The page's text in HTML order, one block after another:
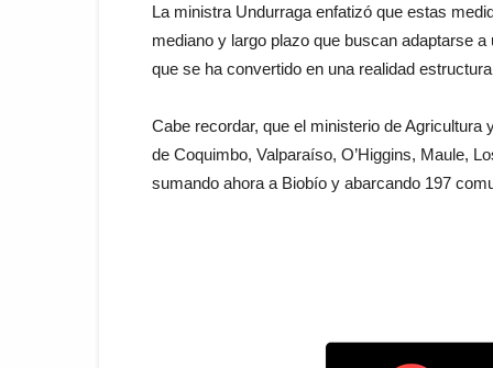
La ministra Undurraga enfatizó que estas
mediano y largo plazo que buscan adaptarse
que se ha convertido en una realidad
Cabe recordar, que el ministerio de
de Coquimbo, Valparaíso, O’Higgins, Maule,
sumando ahora a Biobío y abarcando 197